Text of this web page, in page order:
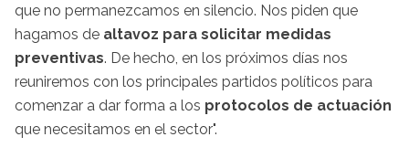
que no permanezcamos en silencio. Nos piden que
hagamos de altavoz para solicitar medidas
preventivas. De hecho, en los próximos días nos
reuniremos con los principales partidos políticos para
comenzar a dar forma a los protocolos de actuación
que necesitamos en el sector".